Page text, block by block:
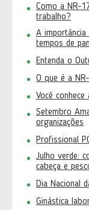
Como a NR-
trabalho?
A importância
tempos de
Entenda o
O que é a
Você
Setembro
organizações
Profissional
Julho verde:
cabeça e
Dia Nacional
Ginástica